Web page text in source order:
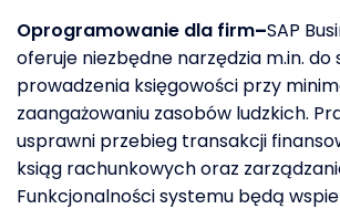
Oprogramowanie dla firm–SAP
oferuje niezbędne narzędzia m.in.
prowadzenia księgowości przy
zaangażowaniu zasobów ludzkich.
usprawni przebieg transakcji
ksiąg rachunkowych oraz
Funkcjonalności systemu będą